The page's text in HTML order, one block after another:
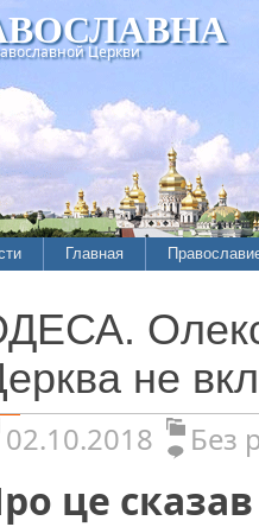
Церкви
Главная
не
02.10.2018 Без
це